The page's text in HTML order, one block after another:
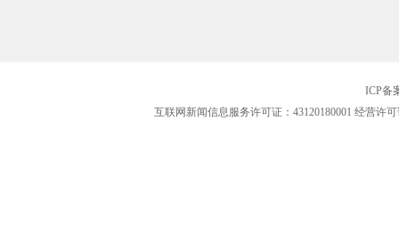
ICP备
互联网新闻信息服务许可证：43120180001 经营许可